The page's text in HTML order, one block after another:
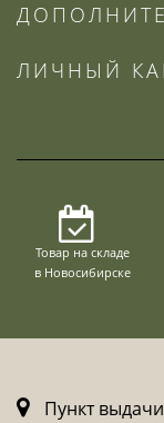
ЛИЧНЫЙ
Товар на складе
в Новосибирске
Пункт